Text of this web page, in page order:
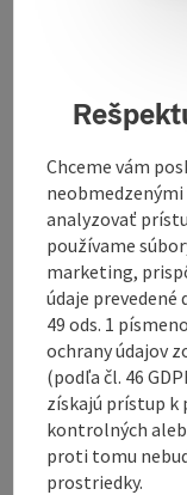
Take
Contact
Opening
Arrival
Chceme vám
analyzovať
používame
marketing,
údaje
49 ods. 1
ochrany údajov
(podľa čl. 46
získajú prístup k
kontrolných
proti tomu
prostriedky.